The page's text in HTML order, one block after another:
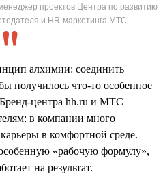
проектов Центра по развитию
и HR-маркетинга МТС
алхимии: соединить
получилось что-то особенное
центра hh.ru и МТС
в компании много
в комфортной среде.
«рабочую формулу»,
на результат.